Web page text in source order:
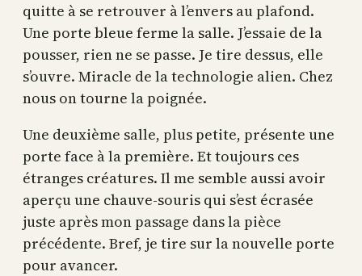
quitte à se retrouver à l’envers au plafond.
Une porte bleue ferme la salle. J’essaie de la
pousser, rien ne se passe. Je tire dessus, elle
s’ouvre. Miracle de la technologie alien. Chez
nous on tourne la poignée.
Une deuxième salle, plus petite, présente une
porte face à la première. Et toujours ces
étranges créatures. Il me semble aussi avoir
aperçu une chauve-souris qui s’est écrasée
juste après mon passage dans la pièce
précédente. Bref, je tire sur la nouvelle porte
pour avancer.